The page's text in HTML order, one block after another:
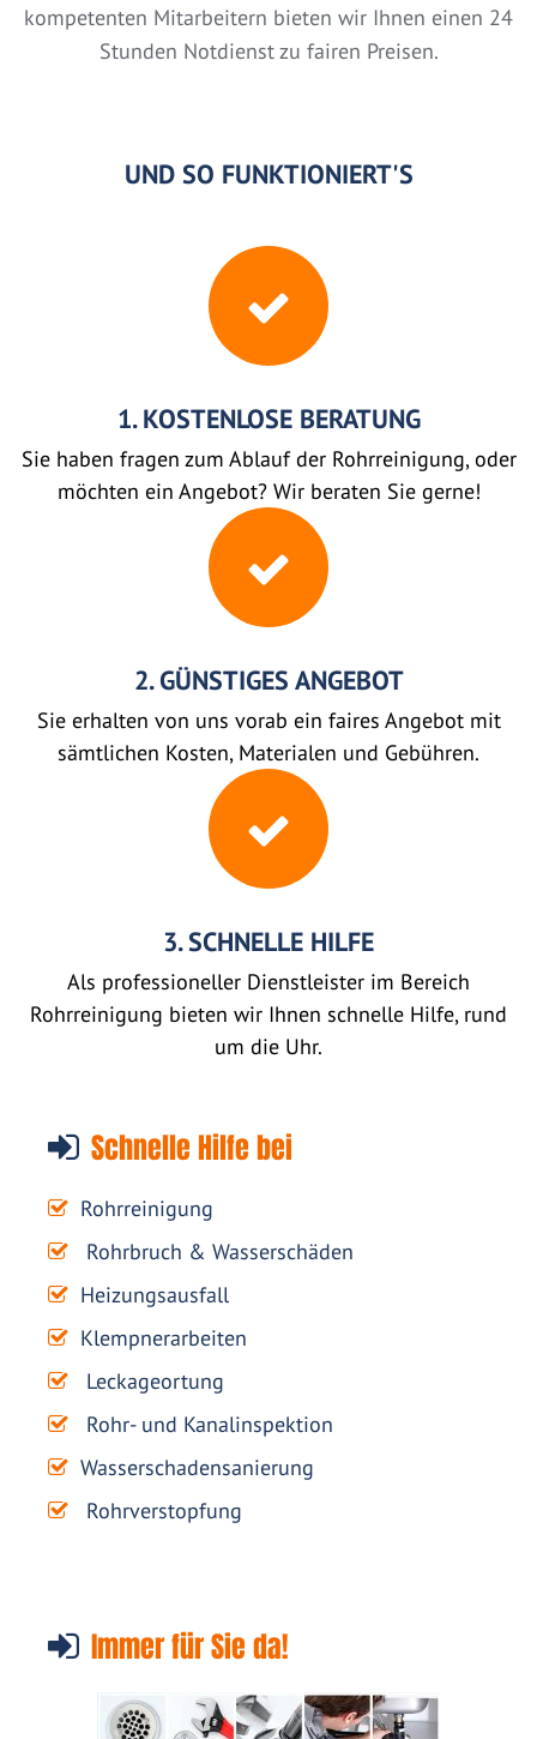
kompetenten Mitarbeitern bieten wir Ihnen einen 24
Stunden Notdienst zu fairen Preisen.
UND SO FUNKTIONIERT'S
1. KOSTENLOSE BERATUNG
Sie haben fragen zum Ablauf der Rohrreinigung, oder
möchten ein Angebot? Wir beraten Sie gerne!
2. GÜNSTIGES ANGEBOT
Sie erhalten von uns vorab ein faires Angebot mit
sämtlichen Kosten, Materialen und Gebühren.
3. SCHNELLE HILFE
Als professioneller Dienstleister im Bereich
Rohrreinigung bieten wir Ihnen schnelle Hilfe, rund
um die Uhr.
Schnelle Hilfe bei
Rohrreinigung
Rohrbruch & Wasserschäden
Heizungsausfall
Klempnerarbeiten
Leckageortung
Rohr- und Kanalinspektion
Wasserschadensanierung
Rohrverstopfung
Immer für Sie da!